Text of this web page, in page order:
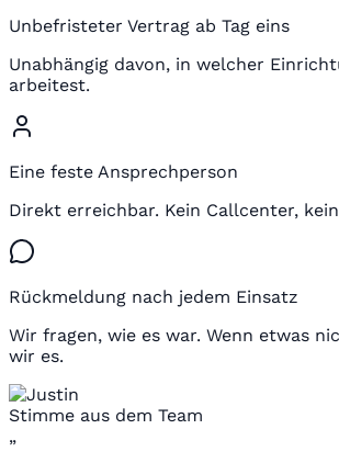
Unbefristeter Vertrag ab Tag eins
Unabhängig davon, in welcher
arbeitest.
Eine feste Ansprechperson
Direkt erreichbar. Kein Callcenter,
Rückmeldung nach jedem Einsatz
Wir fragen, wie es war. Wenn etwas
wir es.
Stimme aus dem Team
„